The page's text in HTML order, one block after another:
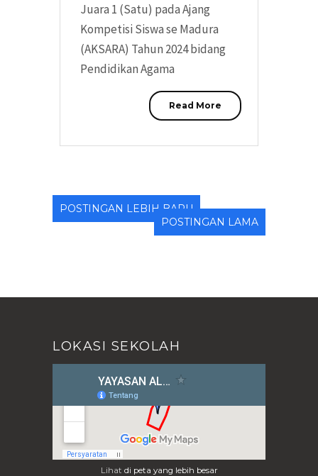
Juara 1 (Satu) pada Ajang
Kompetisi Siswa se Madura
(AKSARA) Tahun 2024 bidang
Pendidikan Agama
Read More
POSTINGAN LEBIH BARU
POSTINGAN LAMA
LOKASI SEKOLAH
Lihat di peta yang lebih besar